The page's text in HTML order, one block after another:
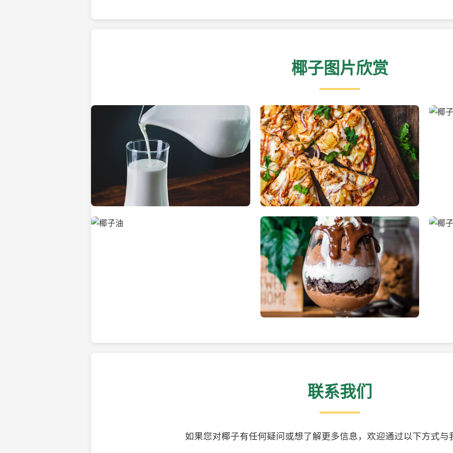
椰子图片欣赏
热带海滩上的椰子树 新鲜采摘的椰子 清凉
联系我们
如果您对椰子有任何疑问或想了解更多信息，欢迎通过以下方式与